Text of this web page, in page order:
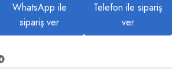
WhatsApp ile
sipariş ver
Telefon ile sipariş
ver